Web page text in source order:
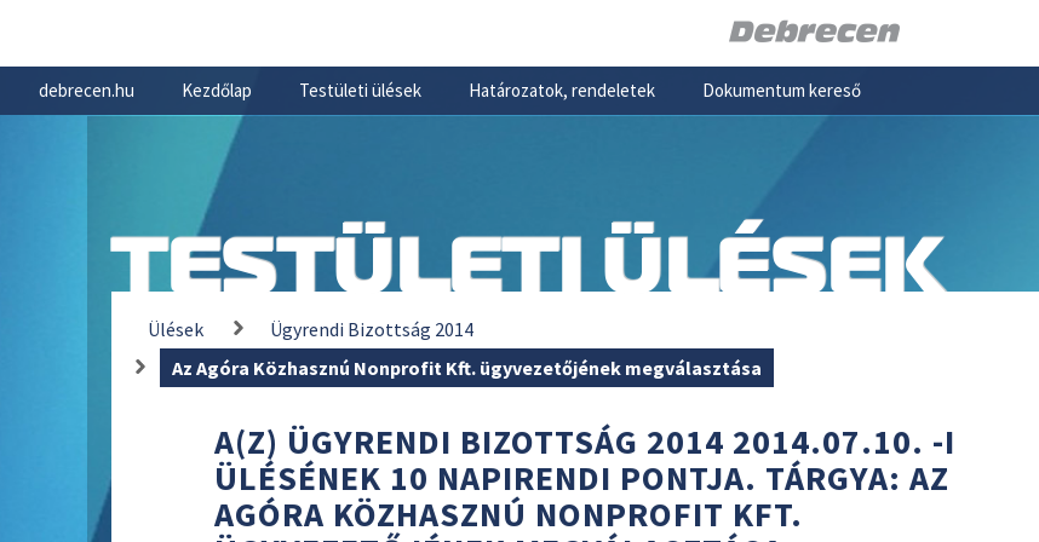
debrecen.hu Kezdőlap Testületi ülések Határozatok, rendeletek Dokumentum kereső
TESTÜLETI ÜLÉSEK
Ülések
Ügyrendi Bizottság 2014
Az Agóra Közhasznú Nonprofit Kft. ügyvezetőjének megválasztása
A(Z) ÜGYRENDI BIZOTTSÁG 2014 2014.07.10. -I
ÜLÉSÉNEK 10 NAPIRENDI PONTJA. TÁRGYA: AZ
AGÓRA KÖZHASZNÚ NONPROFIT KFT.